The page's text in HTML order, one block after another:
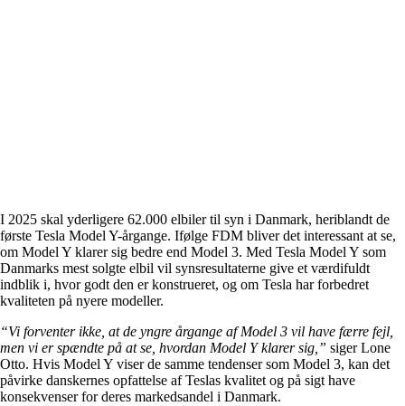
I 2025 skal yderligere 62.000 elbiler til syn i Danmark, heriblandt de
første Tesla Model Y-årgange. Ifølge FDM bliver det interessant at se,
om Model Y klarer sig bedre end Model 3. Med Tesla Model Y som
Danmarks mest solgte elbil vil synsresultaterne give et værdifuldt
indblik i, hvor godt den er konstrueret, og om Tesla har forbedret
kvaliteten på nyere modeller.
“Vi forventer ikke, at de yngre årgange af Model 3 vil have færre fejl,
men vi er spændte på at se, hvordan Model Y klarer sig,” siger Lone
Otto. Hvis Model Y viser de samme tendenser som Model 3, kan det
påvirke danskernes opfattelse af Teslas kvalitet og på sigt have
konsekvenser for deres markedsandel i Danmark.